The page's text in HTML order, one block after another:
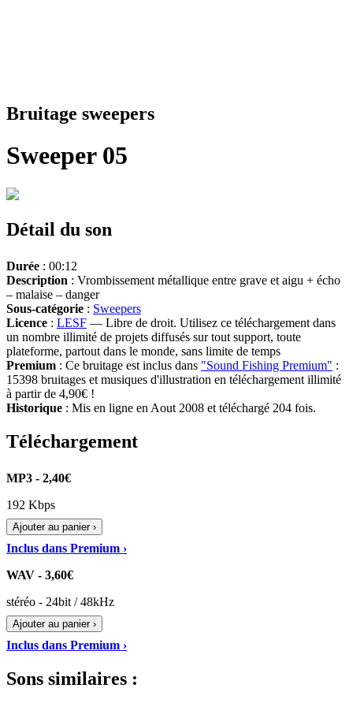
Bruitage sweepers
Sweeper 05
Détail du son
Durée : 00:12
Description : Vrombissement métallique entre grave et aigu + écho
– malaise – danger
Sous-catégorie : Sweepers
Licence : LESF — Libre de droit. Utilisez ce téléchargement dans
un nombre illimité de projets diffusés sur tout support, toute
plateforme, partout dans le monde, sans limite de temps
Premium : Ce bruitage est inclus dans "Sound Fishing Premium" :
15398 bruitages et musiques d'illustration en téléchargement illimité
à partir de 4,90€ !
Historique : Mis en ligne en Aout 2008 et téléchargé 204 fois.
Téléchargement
MP3 - 2,40€
192 Kbps
Ajouter au panier ›
Inclus dans Premium ›
WAV - 3,60€
stéréo - 24bit / 48kHz
Ajouter au panier ›
Inclus dans Premium ›
Sons similaires :